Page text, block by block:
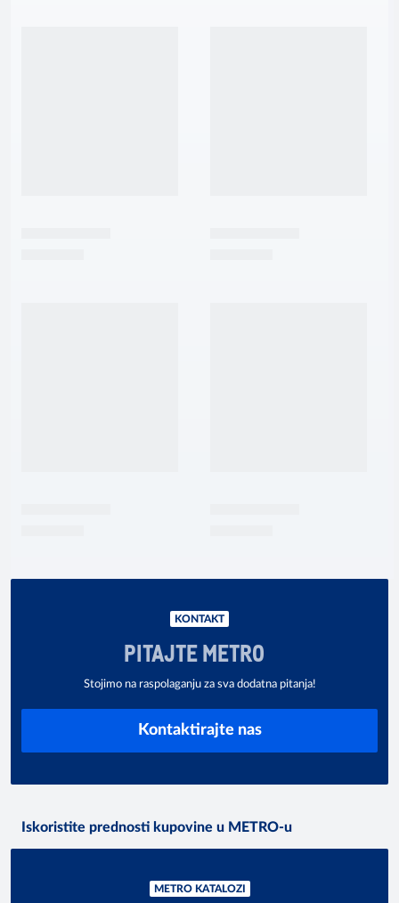
KONTAKT
PITAJTE METRO
Stojimo na raspolaganju za sva dodatna pitanja!
Kontaktirajte nas
Iskoristite prednosti kupovine u METRO-u
METRO KATALOZI